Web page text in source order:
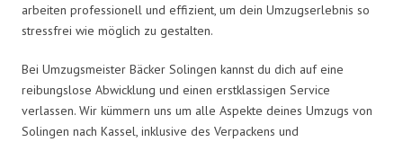
arbeiten professionell und effizient, um dein Umzugserlebnis so
stressfrei wie möglich zu gestalten.
Bei Umzugsmeister Bäcker Solingen kannst du dich auf eine
reibungslose Abwicklung und einen erstklassigen Service
verlassen. Wir kümmern uns um alle Aspekte deines Umzugs von
Solingen nach Kassel, inklusive des Verpackens und